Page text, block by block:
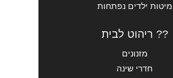
מיטות ילדים נפתחות
?? ריהוט לבית
מזנונים
חדרי שינה